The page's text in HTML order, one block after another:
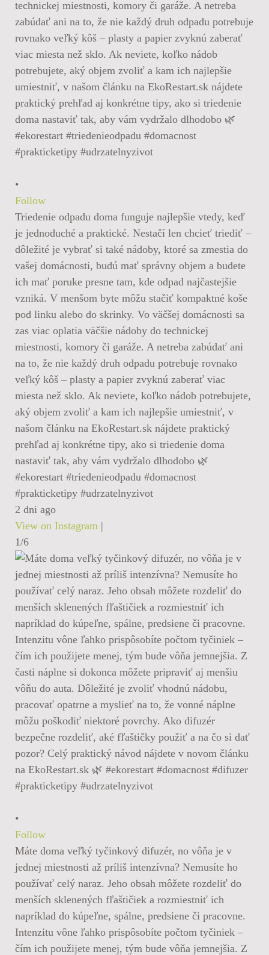
•
Follow
Triedenie odpadu doma funguje najlepšie vtedy, keď
je jednoduché a praktické. Nestačí len chcieť triediť –
dôležité je vybrať si také nádoby, ktoré sa zmestia do
vašej domácnosti, budú mať správny objem a budete
ich mať poruke presne tam, kde odpad najčastejšie
vzniká. V menšom byte môžu stačiť kompaktné koše
pod linku alebo do skrinky. Vo väčšej domácnosti sa
zas viac oplatia väčšie nádoby do technickej
miestnosti, komory či garáže. A netreba zabúdať ani
na to, že nie každý druh odpadu potrebuje rovnako
veľký kôš – plasty a papier zvyknú zaberať viac
miesta než sklo. Ak neviete, koľko nádob potrebujete,
aký objem zvoliť a kam ich najlepšie umiestniť, v
našom článku na EkoRestart.sk nájdete praktický
prehľad aj konkrétne tipy, ako si triedenie doma
nastaviť tak, aby vám vydržalo dlhodobo 🌿
#ekorestart #triedenieodpadu #domacnost
#prakticketipy #udrzatelnyzivot
2 dni ago
View on Instagram |
1/6
•
Follow
Máte doma veľký tyčinkový difuzér, no vôňa je v
jednej miestnosti až príliš intenzívna? Nemusíte ho
používať celý naraz. Jeho obsah môžete rozdeliť do
menších sklenených fľaštičiek a rozmiestniť ich
napríklad do kúpeľne, spálne, predsiene či pracovne.
Intenzitu vône ľahko prispôsobíte počtom tyčiniek –
čím ich použijete menej, tým bude vôňa jemnejšia. Z